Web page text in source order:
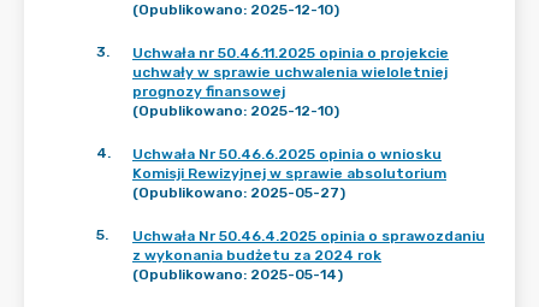
(Opublikowano: 2025-12-10)
3.
Uchwała nr 50.46.11.2025 opinia o projekcie
uchwały w sprawie uchwalenia wieloletniej
prognozy finansowej
(Opublikowano: 2025-12-10)
4.
Uchwała Nr 50.46.6.2025 opinia o wniosku
Komisji Rewizyjnej w sprawie absolutorium
(Opublikowano: 2025-05-27)
5.
Uchwała Nr 50.46.4.2025 opinia o sprawozdaniu
z wykonania budżetu za 2024 rok
(Opublikowano: 2025-05-14)